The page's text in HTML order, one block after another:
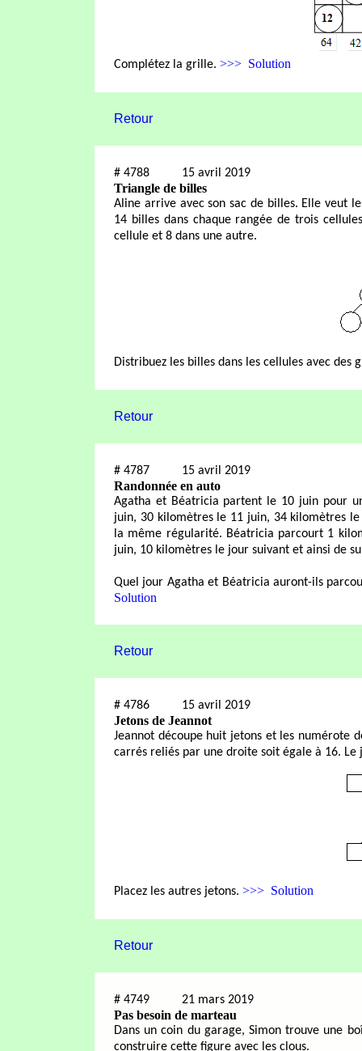
Complétez la grille. >>> Solution
Retour
# 4788 15 avril 2019
Triangle de billes
Aline arrive avec son sac de billes. Elle veut
14 billes dans chaque rangée de trois
cellule et 8 dans une autre.
Distribuez les billes dans les cellules avec des
Retour
# 4787 15 avril 2019
Randonnée en auto
Agatha et Béatricia partent le 10 juin pour
juin, 30 kilomètres le 11 juin, 34 kilomètres
la même régularité. Béatricia parcourt 1
juin, 10 kilomètres le jour suivant et ainsi de
Quel jour Agatha et Béatricia auront-ils
Solution
Retour
# 4786 15 avril 2019
Jetons de Jeannot
Jeannot découpe huit jetons et les numérote
carrés reliés par une droite soit égale à 16. Le
Placez les autres jetons. >>> Solution
Retour
# 4749 21 mars 2019
Pas besoin de marteau
Dans un coin du garage, Simon trouve une
construire cette figure avec les clous.